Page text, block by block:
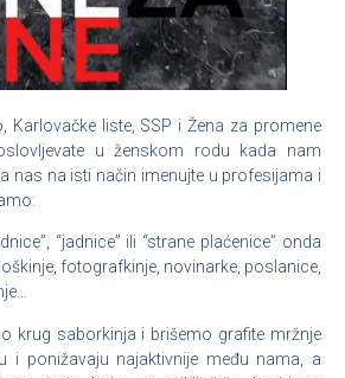
Karlovačke liste, SSP i Žena za promene
u ženskom rodu kada nam
nas na isti način imenujte u profesijama i
“jadnice” ili “strane plaćenice” onda
fotografkinje, novinarke, poslanice,
krug saborkinja i brišemo grafite mržnje
i ponižavaju najaktivnije među nama, a